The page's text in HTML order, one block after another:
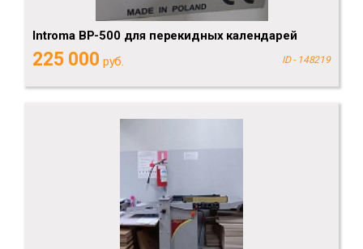
Introma BP-500 для перекидных календарей
225 000 руб. ID - 148219